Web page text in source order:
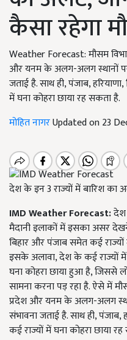
कैसा रहेगा
Weather Forecast: मौसम
और यनम के अलग-अलग स्थानों
जताई है. साथ ही, पंजाब,
में घना कोहरा छाया रह सकता है.
मोहित नागरUpdated on 23
देश के इन 3 राज्यों में बारिश का
IMD Weather Forecast:देश
मैदानी इलाकों में इसका असर देखने
बिहार और पंजाब समेत कई
इसके अलावा, देश के कई राज्यों
घना कोहरा छाया हुआ है, जिससे
सामना करना पड़ रहा है. ऐसे में
प्रदेश और यनम के अलग-अलग
संभावना जताई है. साथ ही, पंजाब,
कई राज्यों में घना कोहरा छाया